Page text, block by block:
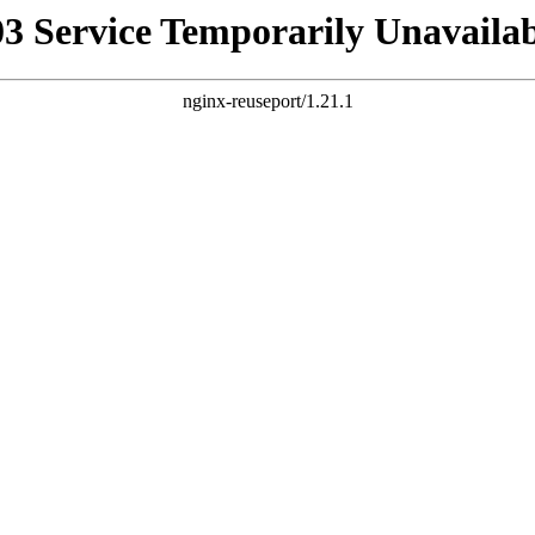
Service Temporarily
nginx-reuseport/1.21.1